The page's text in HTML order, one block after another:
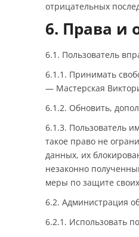
отрицательных
6. Права и
6.1. Пользователь
6.1.1. Принимать
— Мастерская
6.1.2. Обновить,
6.1.3. Пользователь
такое право не
данных, их
незаконно
меры по защите
6.2. Администрация
6.2.1. Использовать